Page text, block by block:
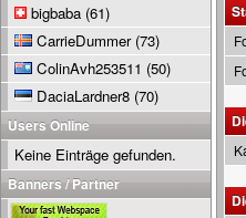
bigbaba (61)
CarrieDummer(73)
ColinAvh253511 (50)
DaciaLardner8 (70)
Users Online
Keine Einträge gefunden.
Banners / Partner